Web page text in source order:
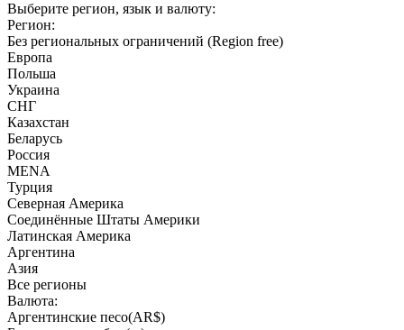
Выберите регион, язык и валюту:
Регион:
Без региональных ограничений (Region free)
Европа
Польша
Украина
СНГ
Казахстан
Беларусь
Россия
MENA
Турция
Северная Америка
Соединённые Штаты Америки
Латинская Америка
Аргентина
Азия
Все регионы
Валюта:
Аргентинские песо(AR$)